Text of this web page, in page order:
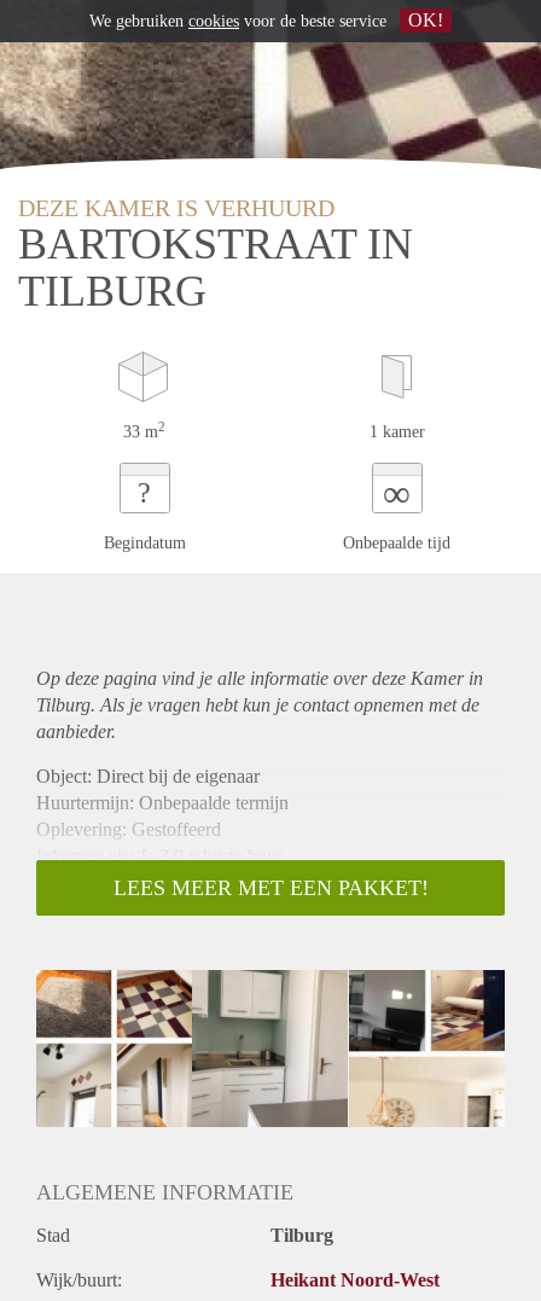
DEZE KAMER IS VERHUURD
BARTOKSTRAAT IN
TILBURG
33 m2 1 kamer
?
Begindatum
∞
Onbepaalde tijd
Op deze pagina vind je alle informatie over deze Kamer in
Tilburg. Als je vragen hebt kun je contact opnemen met de
aanbieder.
Object: Direct bij de eigenaar
Huurtermijn: Onbepaalde termijn
Oplevering: Gestoffeerd
Inkomen eis: Ja 3,0 x bruto huur
Garantiestelling mogelijk: Ja
Borg: 1 maand
Gedeelde keuken: Nee
Gedeelde Douche: Nee
Gedeelde woonkamer: Nee
Huisgenoten: Nee
Geslacht huisgenoten: N.v.t.
LEES MEER MET EEN PAKKET!
ALGEMENE INFORMATIE
Stad Tilburg
Wijk/buurt: Heikant Noord-West
We gebruiken cookies voor de beste service OK!